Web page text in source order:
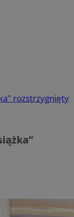
rozstrzygnięty